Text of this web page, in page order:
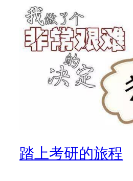
踏上考研的旅程